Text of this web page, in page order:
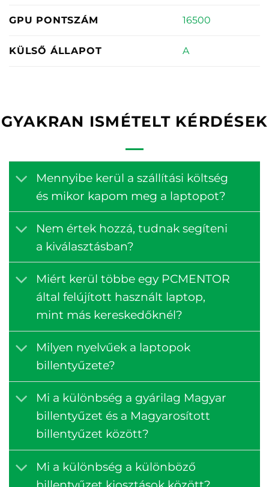
GPU PONTSZÁM 16500
KÜLSŐ ÁLLAPOT A
GYAKRAN ISMÉTELT KÉRDÉSEK
Mennyibe kerül a szállítási költség
és mikor kapom meg a laptopot?
Nem értek hozzá, tudnak segíteni
a kiválasztásban?
Miért kerül többe egy PCMENTOR
által felújított használt laptop,
mint más kereskedőknél?
Milyen nyelvűek a laptopok
billentyűzete?
Mi a különbség a gyárilag Magyar
billentyűzet és a Magyarosított
billentyűzet között?
Mi a különbség a különböző